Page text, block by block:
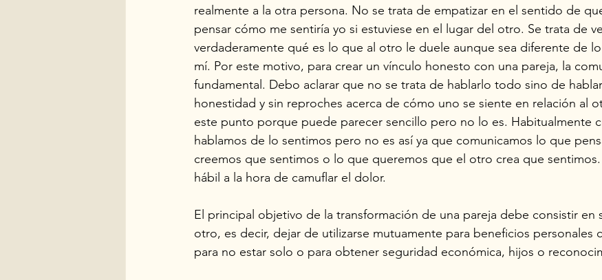
realmente a la otra persona. No se trata de empatizar en el sentido de
pensar cómo me sentiría yo si estuviese en el lugar del otro. Se trata de
verdaderamente qué es lo que al otro le duele aunque sea diferente de
mí. Por este motivo, para crear un vínculo honesto con una pareja, la
fundamental. Debo aclarar que no se trata de hablarlo todo sino de
honestidad y sin reproches acerca de cómo uno se siente en relación al
este punto porque puede parecer sencillo pero no lo es. Habitualmente
hablamos de lo sentimos pero no es así ya que comunicamos lo que
creemos que sentimos o lo que queremos que el otro crea que
hábil a la hora de camuflar el dolor.
El principal objetivo de la transformación de una pareja debe consistir en
otro, es decir, dejar de utilizarse mutuamente para beneficios personales
para no estar solo o para obtener seguridad económica, hijos o